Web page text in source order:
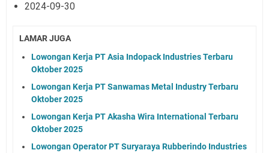
2024-09-30
LAMAR JUGA
Lowongan Kerja PT Asia Indopack Industries Terbaru
Oktober 2025
Lowongan Kerja PT Sanwamas Metal Industry Terbaru
Oktober 2025
Lowongan Kerja PT Akasha Wira International Terbaru
Oktober 2025
Lowongan Operator PT Suryaraya Rubberindo Industries